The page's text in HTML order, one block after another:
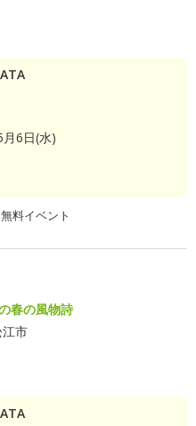
6日(水)
無料イベント
春の風物詩
江市